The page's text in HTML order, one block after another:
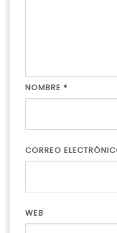
NOMBRE *
CORREO
WEB